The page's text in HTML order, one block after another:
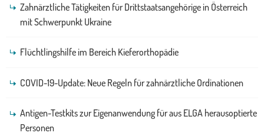
Zahnärztliche Tätigkeiten für Drittstaatsangehörige in Österreich
mit Schwerpunkt Ukraine
Flüchtlingshilfe im Bereich Kieferorthopädie
COVID-19-Update: Neue Regeln für zahnärztliche Ordinationen
Antigen-Testkits zur Eigenanwendung für aus ELGA herausoptierte
Personen